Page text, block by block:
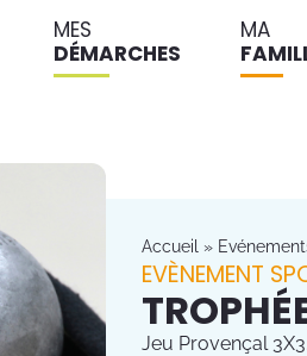
MES
DÉMARCHES
MA
Accueil »
EVÈNEMENT
Jeu Provençal 3X3.